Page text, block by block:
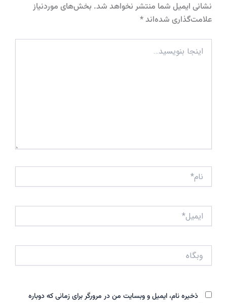
نشانی ایمیل شما منتشر نخواهد شد. بخش‌های موردنیاز
علامت‌گذاری شده‌اند*
بنویسید…
نام*
ایمیل*
ذخیره نام، ایمیل و وبسایت من در مرورگر برای زمانی که دوباره